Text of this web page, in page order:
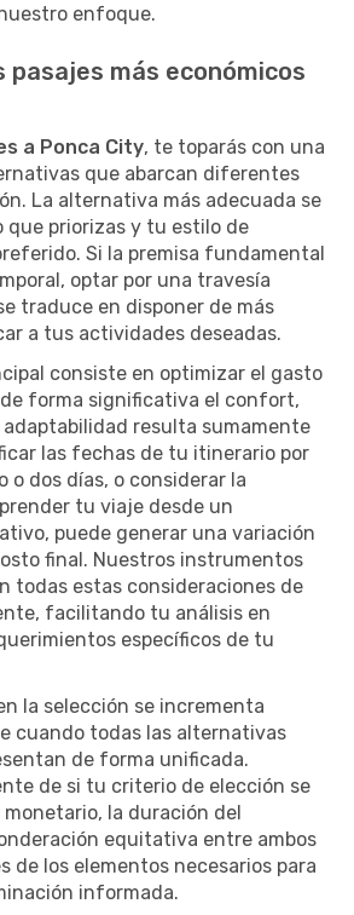
enfoque.
pasajes más económicos
a Ponca City, te toparás con una
que abarcan diferentes
La alternativa más adecuada se
que priorizas y tu estilo de
Si la premisa fundamental
optar por una travesía
traduce en disponer de más
a tus actividades deseadas.
consiste en optimizar el gasto
forma significativa el confort,
resulta sumamente
las fechas de tu itinerario por
o dos días, o considerar la
tu viaje desde un
puede generar una variación
final. Nuestros instrumentos
todas estas consideraciones de
facilitando tu análisis en
específicos de tu
la selección se incrementa
cuando todas las alternativas
de forma unificada.
de si tu criterio de elección se
la duración del
equitativa entre ambos
de los elementos necesarios para
informada.